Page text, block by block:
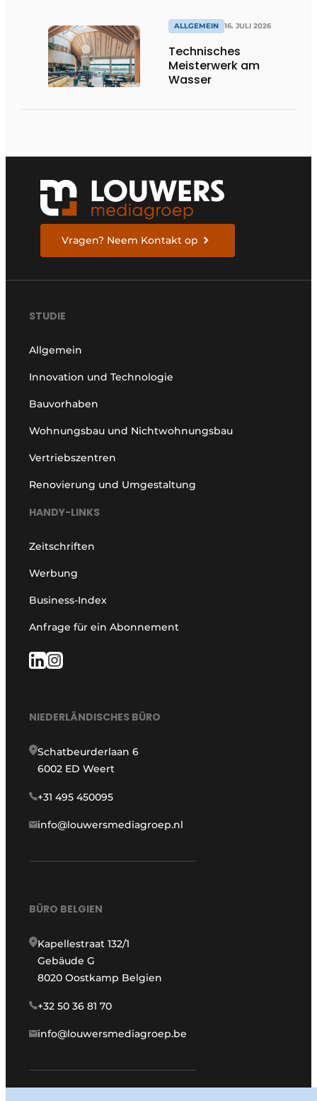
ALLGEMEIN 16. JULI 2026
Technisches
Meisterwerk am
Wasser
Vragen? Neem Kontakt op
STUDIE
Allgemein
Innovation und Technologie
Bauvorhaben
Wohnungsbau und Nichtwohnungsbau
Vertriebszentren
Renovierung und Umgestaltung
HANDY-LINKS
Zeitschriften
Werbung
Business-Index
Anfrage für ein Abonnement
NIEDERLÄNDISCHES BÜRO
Schatbeurderlaan 6
6002 ED Weert
+31 495 450095
info@louwersmediagroep.nl
BÜRO BELGIEN
Kapellestraat 132/1
Gebäude G
8020 Oostkamp Belgien
+32 50 36 81 70
info@louwersmediagroep.be